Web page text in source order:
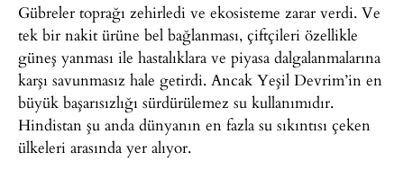
Gübreler toprağı zehirledi ve ekosisteme zarar verdi. Ve
tek bir nakit ürüne bel bağlanması, çiftçileri özellikle
güneş yanması ile hastalıklara ve piyasa dalgalanmalarına
karşı savunmasız hale getirdi. Ancak Yeşil Devrim’in en
büyük başarısızlığı sürdürülemez su kullanımıdır.
Hindistan şu anda dünyanın en fazla su sıkıntısı çeken
ülkeleri arasında yer alıyor.